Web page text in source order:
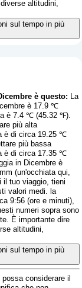
altitudini,
sul tempo in più
è questo: La
è 17.9 ℃
è 7.4 ℃ (45.32 ℉).
più alta
è di circa 19.25 ℃
più bassa
è di circa 17.35 ℃
in Dicembre è
(un'occhiata qui,
il tuo viaggio, tieni
valori medi. la
9:56 (ore e minuti),
numeri sopra sono
È importante dire
altitudini,
sul tempo in più
considerare il